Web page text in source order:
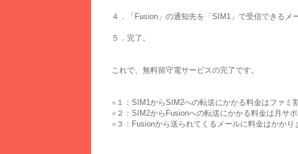
４．「Fusion」の通知先を「SIM1」で受信できるメ
５．完了。
これで、無料留守電サービスの完了です。
※１：SIM1からSIM2への転送にかかる料金はファミ
※２：SIM2からFusionへの転送にかかる料金は月サポ
※３：Fusionから送られてくるメールに料金はかかり